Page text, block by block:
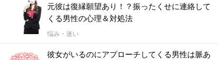
元彼は復縁願望あり！？振ったくせに連絡して
くる男性の心理＆対処法
悩み・迷い
彼女がいるのにアプローチしてくる男性は脈あ